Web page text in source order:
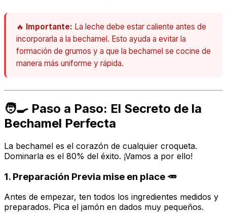
🔥 Importante: La leche debe estar caliente antes de
incorporarla a la bechamel. Esto ayuda a evitar la
formación de grumos y a que la bechamel se cocine de
manera más uniforme y rápida.
🧑‍🍳 Paso a Paso: El Secreto de la
Bechamel Perfecta
La bechamel es el corazón de cualquier croqueta.
Dominarla es el 80% del éxito. ¡Vamos a por ello!
1. Preparación Previa mise en place 🥕
Antes de empezar, ten todos los ingredientes medidos y
preparados. Pica el jamón en dados muy pequeños.